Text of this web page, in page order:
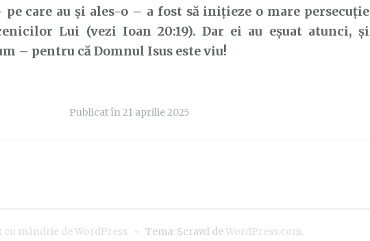
care au și ales-o – a fost să inițieze o mare persecuție
Lui (vezi Ioan 20:19). Dar ei au eșuat atunci, și
– pentru că Domnul Isus este viu!
Publicat în21 aprilie 2025
cu mândrie de WordPress ~ Tema: Scrawl deWordPress.com.